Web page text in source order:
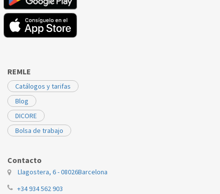
REMLE
Catálogos y tarifas
Blog
DICORE
Bolsa de trabajo
Contacto
Llagostera, 6 - 08026Barcelona
+34 934 562 903